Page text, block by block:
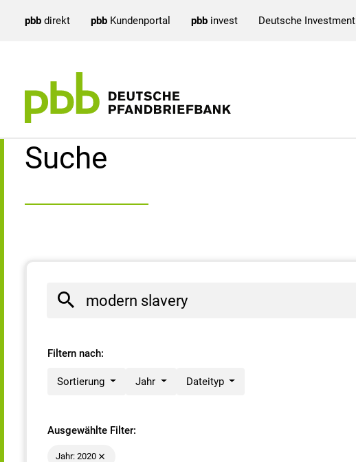
pbb direkt pbb Kundenportal pbb invest Deutsche Investment
Suchergebnisse
Suche
Filtern nach:
Sortierung Jahr Dateityp
Ausgewählte Filter:
Jahr: 2020